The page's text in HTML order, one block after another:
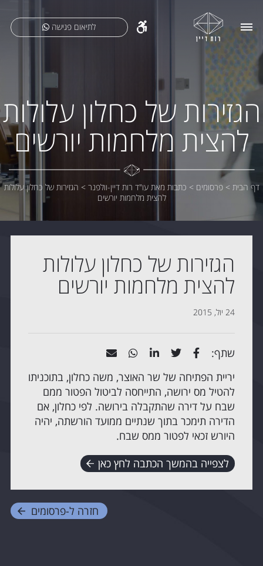
לתיאום פגישה
הגזירות של כחלון עלולות
להצית מלחמות יורשים
דף הבית >פרסומים > כתבות מאת עו"ד רות דיין-וולפנר > הגזירות של כחלון עלולות
להצית מלחמות יורשים
הגזירות של כחלון עלולות
להצית מלחמות יורשים
24 יול, 2015
שתף:
יריית הפתיחה של שר האוצר, משה כחלון, בתוכניתו
להטיל מס ירושה, התייחסה לביטול הפטור ממם
שבח על דירה שהתקבלה בירושה. לפי כחלון, אם
הדירה תימכר בתוך שנתיים ממועד הורשתה, יהיה
היורש זכאי לפטור ממס שבח.
לצפייה בהמשך הכתבה לחץ כאן
חזרה ל-פרסומים